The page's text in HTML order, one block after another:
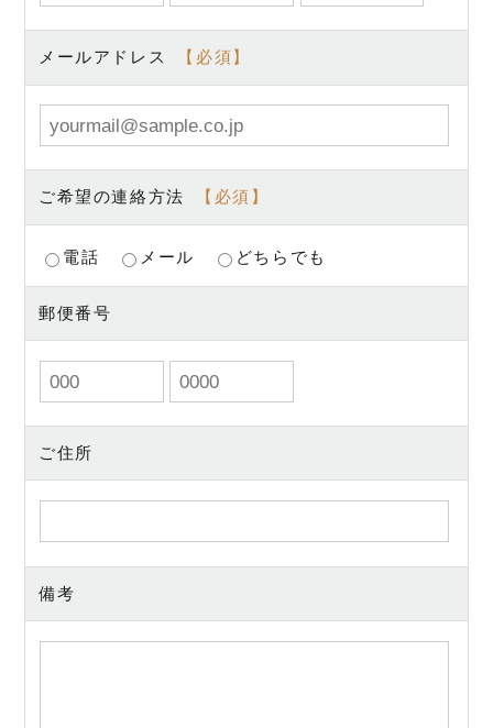
メールアドレス
ご希望の連絡方法
電話 メール どちらでも
郵便番号
ご住所
備考